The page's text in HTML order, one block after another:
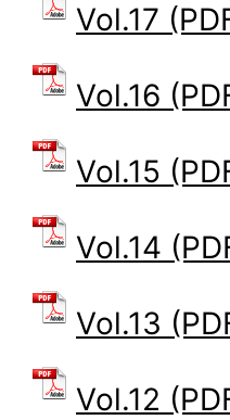
Vol.17
Vol.16
Vol.15
Vol.14
Vol.13
Vol.12